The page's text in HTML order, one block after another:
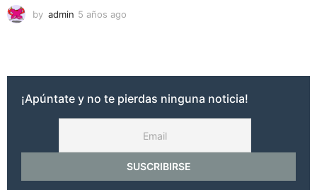
by admin 5 años ago
g
¡Apúntate y no te pierdas ninguna noticia!